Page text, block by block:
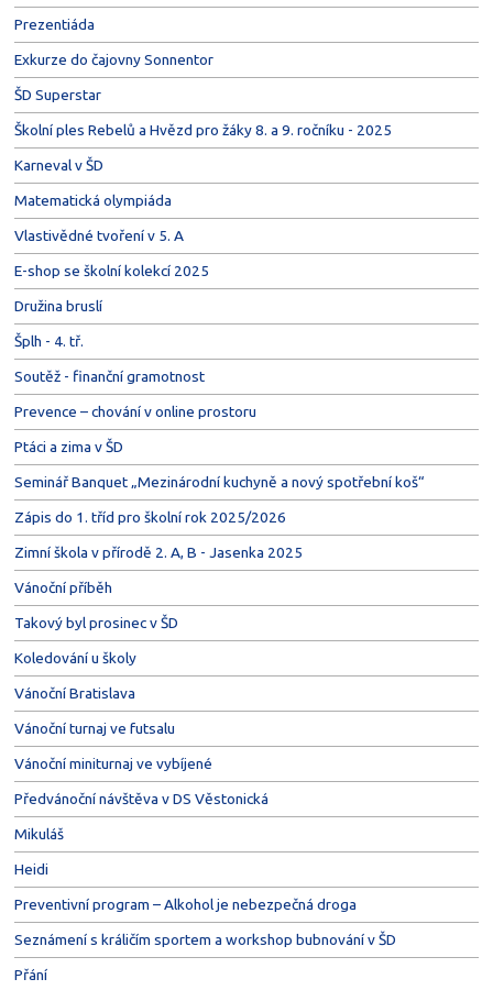
Prezentiáda
Exkurze do čajovny Sonnentor
ŠD Superstar
Školní ples Rebelů a Hvězd pro žáky 8. a 9. ročníku - 2025
Karneval v ŠD
Matematická olympiáda
Vlastivědné tvoření v 5. A
E-shop se školní kolekcí 2025
Družina bruslí
Šplh - 4. tř.
Soutěž - finanční gramotnost
Prevence – chování v online prostoru
Ptáci a zima v ŠD
Seminář Banquet „Mezinárodní kuchyně a nový spotřební koš“
Zápis do 1. tříd pro školní rok 2025/2026
Zimní škola v přírodě 2. A, B - Jasenka 2025
Vánoční příběh
Takový byl prosinec v ŠD
Koledování u školy
Vánoční Bratislava
Vánoční turnaj ve futsalu
Vánoční miniturnaj ve vybíjené
Předvánoční návštěva v DS Věstonická
Mikuláš
Heidi
Preventivní program – Alkohol je nebezpečná droga
Seznámení s králičím sportem a workshop bubnování v ŠD
Přání